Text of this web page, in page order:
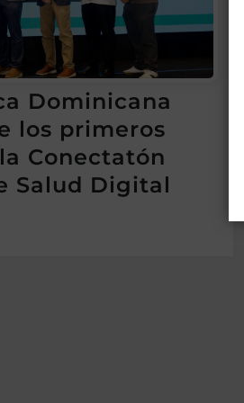
Dominicana
los primeros
Conectatón
Salud Digital